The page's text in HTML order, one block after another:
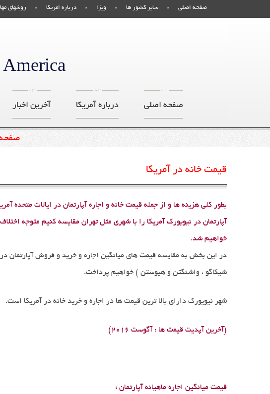
روشهای درباره امریکا ویزا سایر کشور ها صفحه اصلی
03
آخرین اخبار
02
درباره آمریکا
01
صفحه اصلی
قیمت خانه در آمریکا
بطور کلی هزینه ها و از جمله قیمت خانه و اجاره آپارتمان در ایالات متحده
خواهیم شد.
شیکاگو ، واشنگتن و هیوستن ) خواهیم پرداخت.
شهر نیویورک دارای بالا ترین قیمت ها در اجاره و خرید خانه در آمریکا است.
(آخرین آپدیت قیمت ها : آگوست 2016)
قیمت میانگین اجاره ماهیانه آپارتمان :